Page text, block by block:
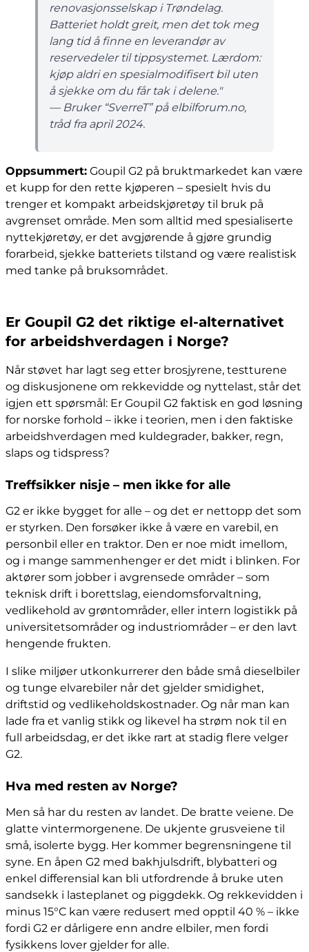
renovasjonsselskap i Trøndelag.
Batteriet holdt greit, men det tok meg
lang tid å finne en leverandør av
reservedeler til tippsystemet. Lærdom:
kjøp aldri en spesialmodifisert bil uten
å sjekke om du får tak i delene."
— Bruker “SverreT” på elbilforum.no,
tråd fra april 2024.
Oppsummert: Goupil G2 på bruktmarkedet kan være
et kupp for den rette kjøperen – spesielt hvis du
trenger et kompakt arbeidskjøretøy til bruk på
avgrenset område. Men som alltid med spesialiserte
nyttekjøretøy, er det avgjørende å gjøre grundig
forarbeid, sjekke batteriets tilstand og være realistisk
med tanke på bruksområdet.
Er Goupil G2 det riktige el-alternativet
for arbeidshverdagen i Norge?
Når støvet har lagt seg etter brosjyrene, testturene
og diskusjonene om rekkevidde og nyttelast, står det
igjen ett spørsmål: Er Goupil G2 faktisk en god løsning
for norske forhold – ikke i teorien, men i den faktiske
arbeidshverdagen med kuldegrader, bakker, regn,
slaps og tidspress?
Treffsikker nisje – men ikke for alle
G2 er ikke bygget for alle – og det er nettopp det som
er styrken. Den forsøker ikke å være en varebil, en
personbil eller en traktor. Den er noe midt imellom,
og i mange sammenhenger er det midt i blinken. For
aktører som jobber i avgrensede områder – som
teknisk drift i borettslag, eiendomsforvaltning,
vedlikehold av grøntområder, eller intern logistikk på
universitetsområder og industriområder – er den lavt
hengende frukten.
I slike miljøer utkonkurrerer den både små dieselbiler
og tunge elvarebiler når det gjelder smidighet,
driftstid og vedlikeholdskostnader. Og når man kan
lade fra et vanlig stikk og likevel ha strøm nok til en
full arbeidsdag, er det ikke rart at stadig flere velger
G2.
Hva med resten av Norge?
Men så har du resten av landet. De bratte veiene. De
glatte vintermorgenene. De ukjente grusveiene til
små, isolerte bygg. Her kommer begrensningene til
syne. En åpen G2 med bakhjulsdrift, blybatteri og
enkel differensial kan bli utfordrende å bruke uten
sandsekk i lasteplanet og piggdekk. Og rekkevidden i
minus 15°C kan være redusert med opptil 40 % – ikke
fordi G2 er dårligere enn andre elbiler, men fordi
fysikkens lover gjelder for alle.